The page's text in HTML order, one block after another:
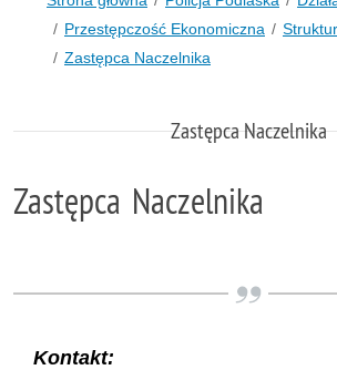
Przestępczość Ekonomiczna
Zastępca Naczelnika
Zastępca Naczelnika
Zastępca Naczelnika
Kontakt: